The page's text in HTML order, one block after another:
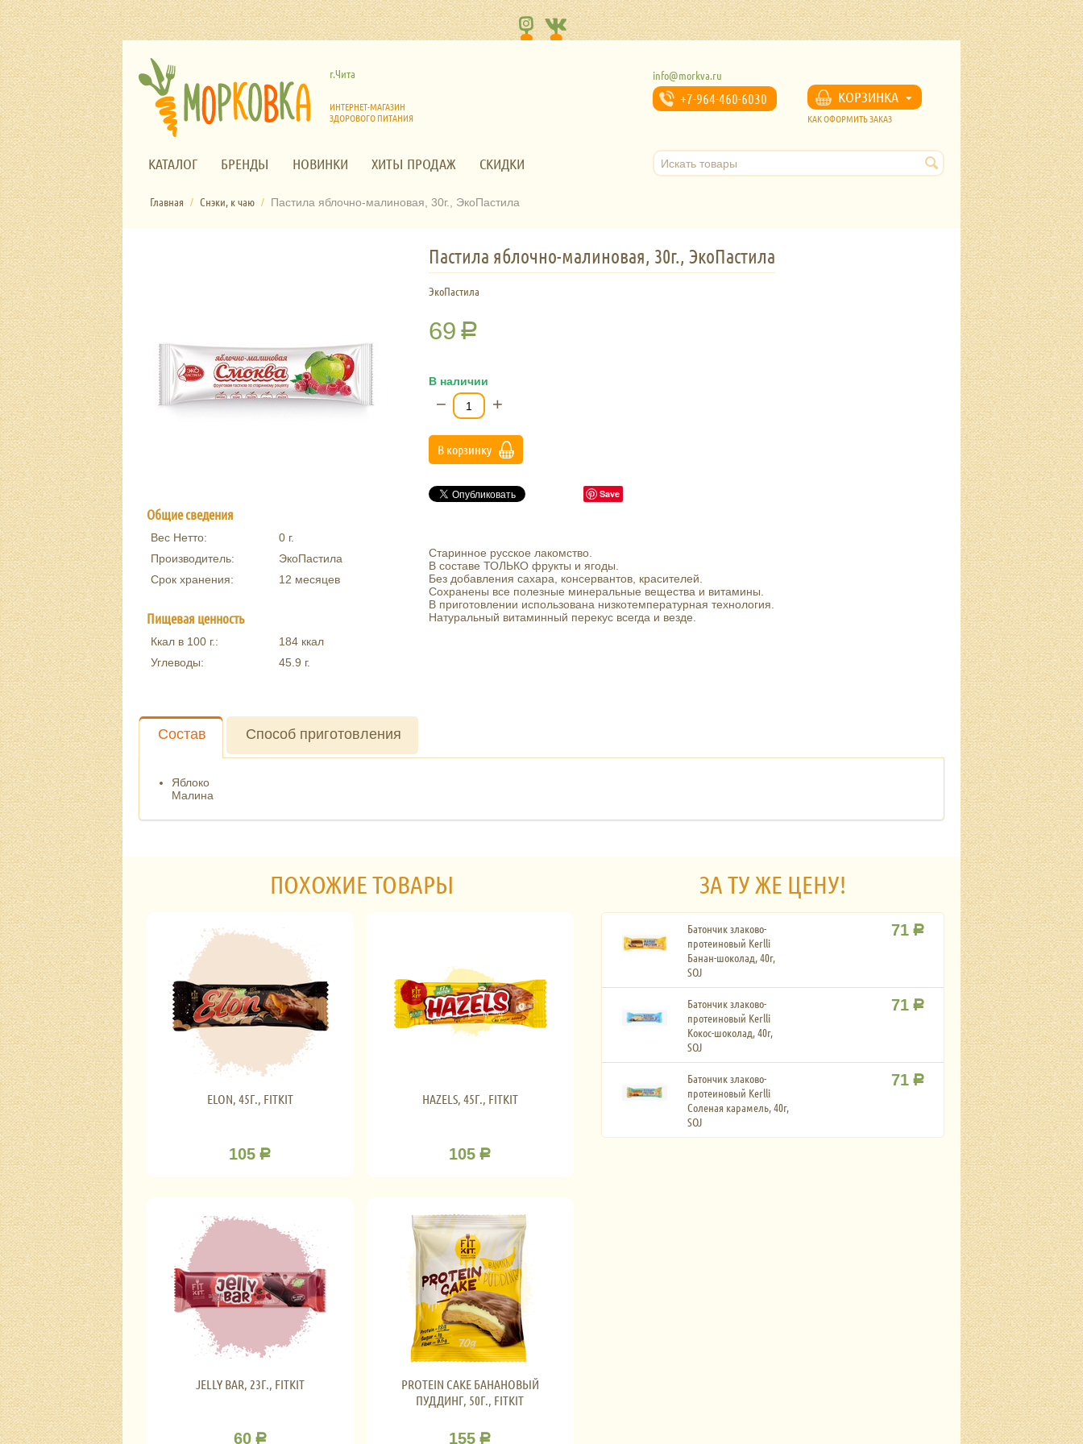
г.Чита
ИНТЕРНЕТ-МАГАЗИН
ЗДОРОВОГО ПИТАНИЯ
info@morkva.ru
+7-964-460-6030 КОРЗИНКА
КАК ОФОРМИТЬ ЗАКАЗ
КАТАЛОГ БРЕНДЫ НОВИНКИ ХИТЫ ПРОДАЖ СКИДКИ
Главная / Снэки, к чаю / Пастила яблочно-малиновая, 30г., ЭкоПастила
Общие сведения
Вес Нетто: 0 г.
Производитель:
ЭкоПастила
Срок хранения:
12 месяцев
Пищевая ценность
Ккал в 100 г.: 184 ккал
Углеводы:
45.9 г.
Пастила яблочно-малиновая, 30г., ЭкоПастила
ЭкоПастила
69 Р
В наличии
− +
В корзинку
Save
Старинное русское лакомство.
В составе ТОЛЬКО фрукты и ягоды.
Без добавления сахара, консервантов, красителей.
Сохранены все полезные минеральные вещества и витамины.
В приготовлении использована низкотемпературная технология.
Натуральный витаминный перекус всегда и везде.
Состав Способ приготовления
Яблоко
Малина
ПОХОЖИЕ ТОВАРЫ
ELON, 45Г., FITKIT
105 Р
HAZELS, 45Г., FITKIT
105 Р
JELLY BAR, 23Г., FITKIT
60 Р
PROTEIN CAKE БАНАНОВЫЙ
ПУДДИНГ, 50Г., FITKIT
155 Р
ЗА ТУ ЖЕ ЦЕНУ!
Батончик злаково-
протеиновый Kerlli
Банан-шоколад, 40г,
SOJ
71 Р
Батончик злаково-
протеиновый Kerlli
Кокос-шоколад, 40г,
SOJ
71 Р
Батончик злаково-
протеиновый Kerlli
Соленая карамель, 40г,
SOJ
71 Р